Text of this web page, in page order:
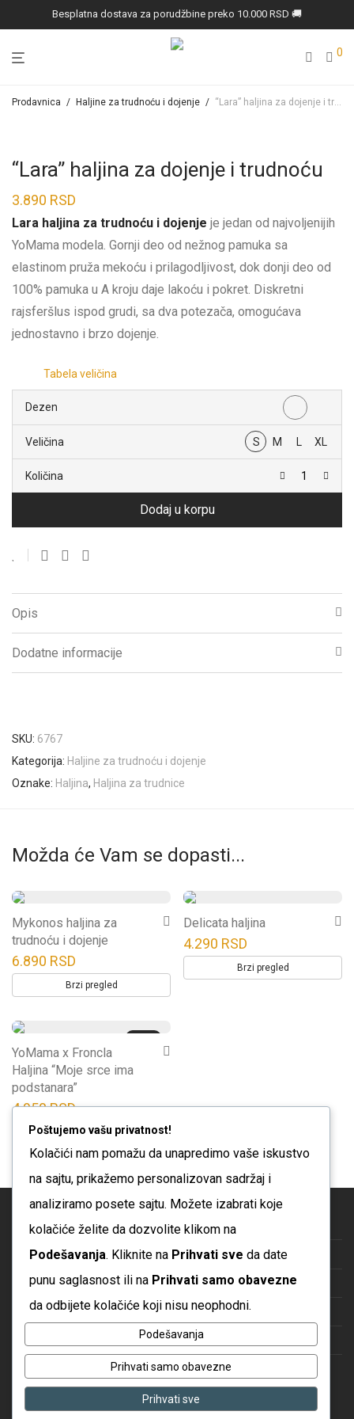
Besplatna dostava za porudžbine preko 10.000 RSD 🚚
0
Prodavnica / Haljine za trudnoću i dojenje / “Lara” haljina za dojenje i trudnoću
“Lara” haljina za dojenje i trudnoću
3.890 RSD
Lara haljina za trudnoću i dojenje je jedan od najvoljenijih
YoMama modela. Gornji deo od nežnog pamuka sa
elastinom pruža mekoću i prilagodljivost, dok donji deo od
100% pamuka u A kroju daje lakoću i pokret. Diskretni
rajsferšlus ispod grudi, sa dva potezača, omogućava
jednostavno i brzo dojenje.
Tabela veličina
Dezen
Veličina S M XL
Količina
Dodaj u korpu
Opis
Dodatne informacije
SKU: 6767
Kategorija: Haljine za trudnoću i dojenje
Oznake: Haljina, Haljina za trudnice
Možda će Vam se dopasti...
proizvod
ima
Opcije
se
mogu
izabrati
stranici
proizvoda
Mykonos haljina za
trudnoću i dojenje
6.890 RSD
Brzi pregled
proizvod
ima
više
proizvoda
Delicata haljina
4.290 RSD
Brzi pregled
proizvod
ima
više
varijanti.
Opcije
mogu
proizvoda
YoMama x Froncla
Haljina “Moje srce ima
podstanara”
4.950RSD
Brzi pregled
Blog
O nama
Česta pitanja
Kontakt
Politika privatnosti
Poštujemo vašu privatnost!
Kolačići nam pomažu da unapredimo vaše iskustvo
na sajtu, prikažemo personalizovan sadržaj i
analiziramo posete sajtu. Možete izabrati koje
kolačiće želite da dozvolite klikom na
Podešavanja. Kliknite na Prihvati sve da date
punu saglasnost ili na Prihvati samo obavezne
da odbijete kolačiće koji nisu neophodni.
Podešavanja
Prihvati samo obavezne
Prihvati sve